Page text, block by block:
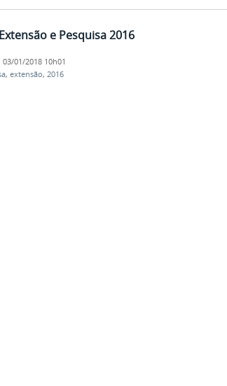
e Pesquisa 2016
03/01/2018 10h01
, extensão, 2016